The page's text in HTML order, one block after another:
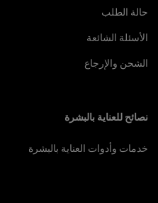
حالة الطلب
الأسئلة الشائعة
الشحن والإرجاع
نصائح للعناية بالبشرة
خدمات وأدوات العناية بالبشرة